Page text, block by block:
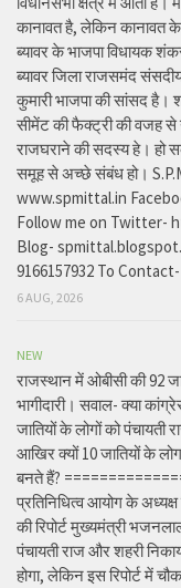
कानावत है, लेकिन कानावत के
ब्यावर के भाजपा विधायक
ब्यावर जिला राजसमंद
कुमारी भाजपा की सांसद है।
सीमेंट की फैक्ट्री की वजह से
राजघराने की सदस्य हे। हो
समूह से अच्छे संबंध हो।
www.spmittal.in
Follow me on Twitter-
Blog-
9166157932 To Contact-
6 AUG, 2026
NEW
राजस्थान में ओबीसी की 92
भागीदारी। सवाल- क्या
जातियों के लोगों को पंचायती
आखिर क्यों 10 जातियों के
बनते हैं?
प्रतिनिधित्व आयोग के
की रिपोर्ट मुख्यमंत्री
पंचायती राज और शहरी
होगा, लेकिन इस रिपोर्ट में